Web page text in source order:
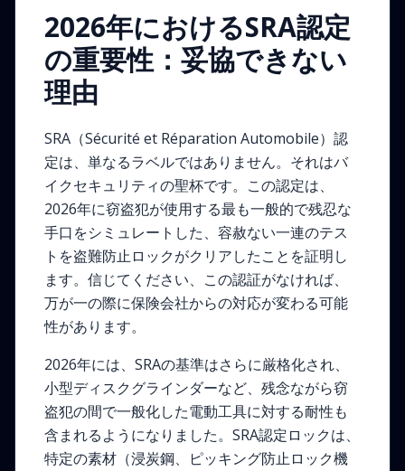
2026年におけるSRA認定
の重要性：妥協できない
理由
SRA（Sécurité et Réparation Automobile）認
定は、単なるラベルではありません。それはバ
イクセキュリティの聖杯です。この認定は、
2026年に窃盗犯が使用する最も一般的で残忍な
手口をシミュレートした、容赦ない一連のテス
トを盗難防止ロックがクリアしたことを証明し
ます。信じてください、この認証がなければ、
万が一の際に保険会社からの対応が変わる可能
性があります。
2026年には、SRAの基準はさらに厳格化され、
小型ディスクグラインダーなど、残念ながら窃
盗犯の間で一般化した電動工具に対する耐性も
含まれるようになりました。SRA認定ロックは、
特定の素材（浸炭鋼、ピッキング防止ロック機